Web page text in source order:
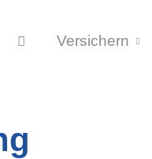
Versichern